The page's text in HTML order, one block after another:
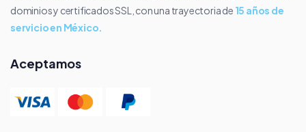
dominios y certificados SSL, con una trayectoria de 15 años de
servicio en México.
Aceptamos